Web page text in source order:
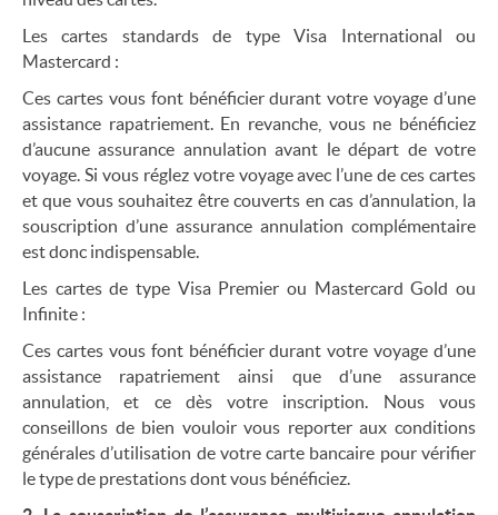
Les cartes standards de type Visa International ou
Mastercard :
Ces cartes vous font bénéficier durant votre voyage d’une
assistance rapatriement. En revanche, vous ne bénéficiez
d’aucune assurance annulation avant le départ de votre
voyage. Si vous réglez votre voyage avec l’une de ces cartes
et que vous souhaitez être couverts en cas d’annulation, la
souscription d’une assurance annulation complémentaire
est donc indispensable.
Les cartes de type Visa Premier ou Mastercard Gold ou
Infinite :
Ces cartes vous font bénéficier durant votre voyage d’une
assistance rapatriement ainsi que d’une assurance
annulation, et ce dès votre inscription. Nous vous
conseillons de bien vouloir vous reporter aux conditions
générales d’utilisation de votre carte bancaire pour vérifier
le type de prestations dont vous bénéficiez.